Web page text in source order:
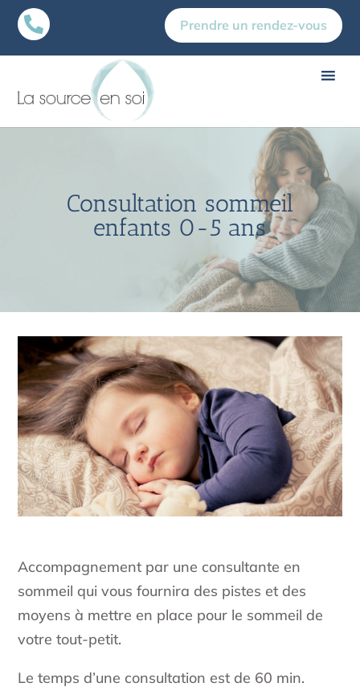
 Prendre un rendez-vous
Consultation sommeil
enfants 0-5 ans
Accompagnement par une consultante en
sommeil qui vous fournira des pistes et des
moyens à mettre en place pour le sommeil de
votre tout-petit.
Le temps d’une consultation est de 60 min.